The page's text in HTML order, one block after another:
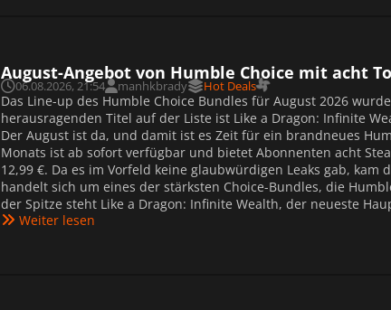
August-Angebot von Humble Choice mit acht
06.08.2026, 21:54 manhkbrady Hot Deals
Das Line-up des Humble Choice Bundles für August 2026
herausragenden Titel auf der Liste ist Like a Dragon: Infinite
Der August ist da, und damit ist es Zeit für ein brandneues
Monats ist ab sofort verfügbar und bietet Abonnenten acht
12,99 €. Da es im Vorfeld keine glaubwürdigen Leaks gab,
handelt sich um eines der stärksten Choice-Bundles, die
der Spitze steht Like a Dragon: Infinite Wealth, der neueste
Weiter lesen